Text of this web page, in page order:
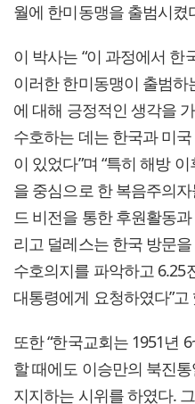
월에 한미동맹을 출범시켰
이 박사는 “이 과정에서 한
이러한 한미동맹이 출범
에 대해 긍정적인 생각을
수호하는 데는 한국과 미
이 있었다”며 “특히 해방
을 중심으로 한 복음주의
드 비전을 통한 후원활동
리고 덜레스는 한국 방문
수호의지를 파악하고 6.25
대통령에게 요청하였다”고
또한 “한국교회는 1951년
할 때에도 이승만의 북진
지지하는 시위를 하였다.